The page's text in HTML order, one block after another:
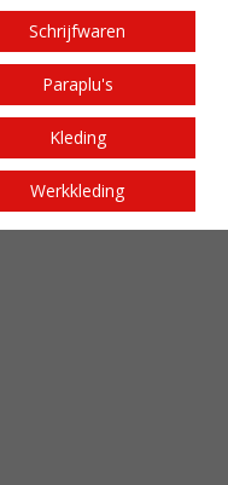
Schrijfwaren
Paraplu's
Kleding
Werkkleding